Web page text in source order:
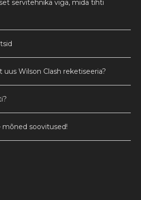
servitehnika viga, mida tihti
uus Wilson Clash reketiseeria?
mõned soovitused!